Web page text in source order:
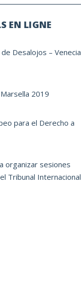
EN LIGNE
Desalojos – Venecia
2019
para el Derecho a
organizar sesiones
Tribunal Internacional